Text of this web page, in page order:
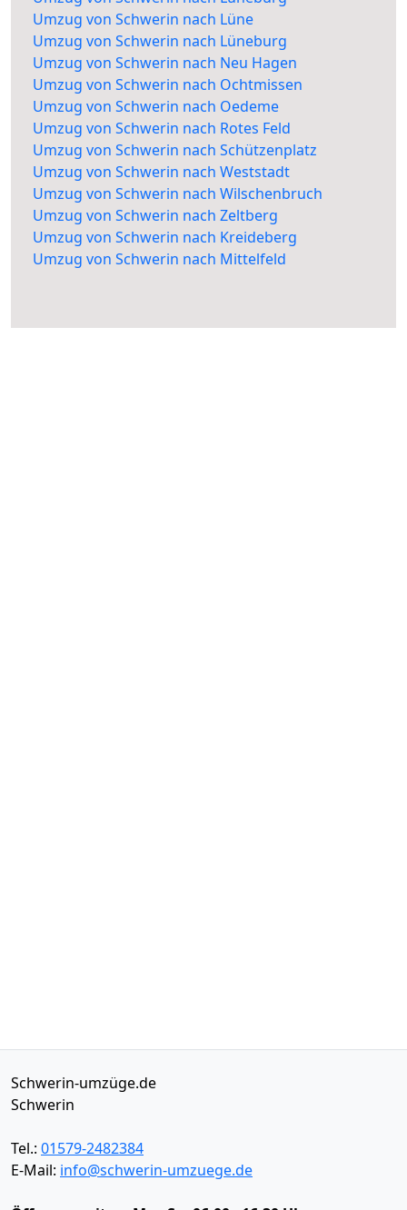
Umzug von Schwerin nach Lüne
Umzug von Schwerin nach Lüneburg
Umzug von Schwerin nach Neu Hagen
Umzug von Schwerin nach Ochtmissen
Umzug von Schwerin nach Oedeme
Umzug von Schwerin nach Rotes Feld
Umzug von Schwerin nach Schützenplatz
Umzug von Schwerin nach Weststadt
Umzug von Schwerin nach Wilschenbruch
Umzug von Schwerin nach Zeltberg
Umzug von Schwerin nach Kreideberg
Umzug von Schwerin nach Mittelfeld
Schwerin-umzüge.de
Schwerin
Tel.: 01579-2482384
E-Mail: info@schwerin-umzuege.de